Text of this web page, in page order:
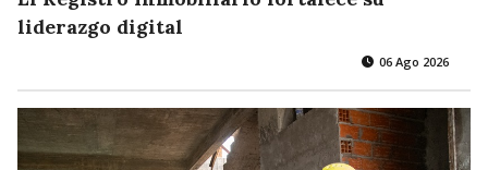
liderazgo digital
06 Ago 2026